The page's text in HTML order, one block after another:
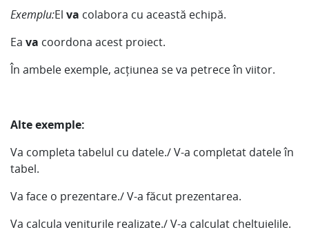
Exemplu:El va colabora cu această echipă.
Ea va coordona acest proiect.
În ambele exemple, acțiunea se va petrece în viitor.
Alte exemple:
Va completa tabelul cu datele./ V-a completat datele în
tabel.
Va face o prezentare./ V-a făcut prezentarea.
Va calcula veniturile realizate./ V-a calculat cheltuielile.